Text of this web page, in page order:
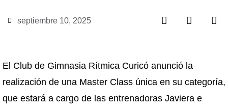
septiembre 10, 2025
El Club de Gimnasia Rítmica Curicó anunció la
realización de una Master Class única en su categoría,
que estará a cargo de las entrenadoras Javiera e